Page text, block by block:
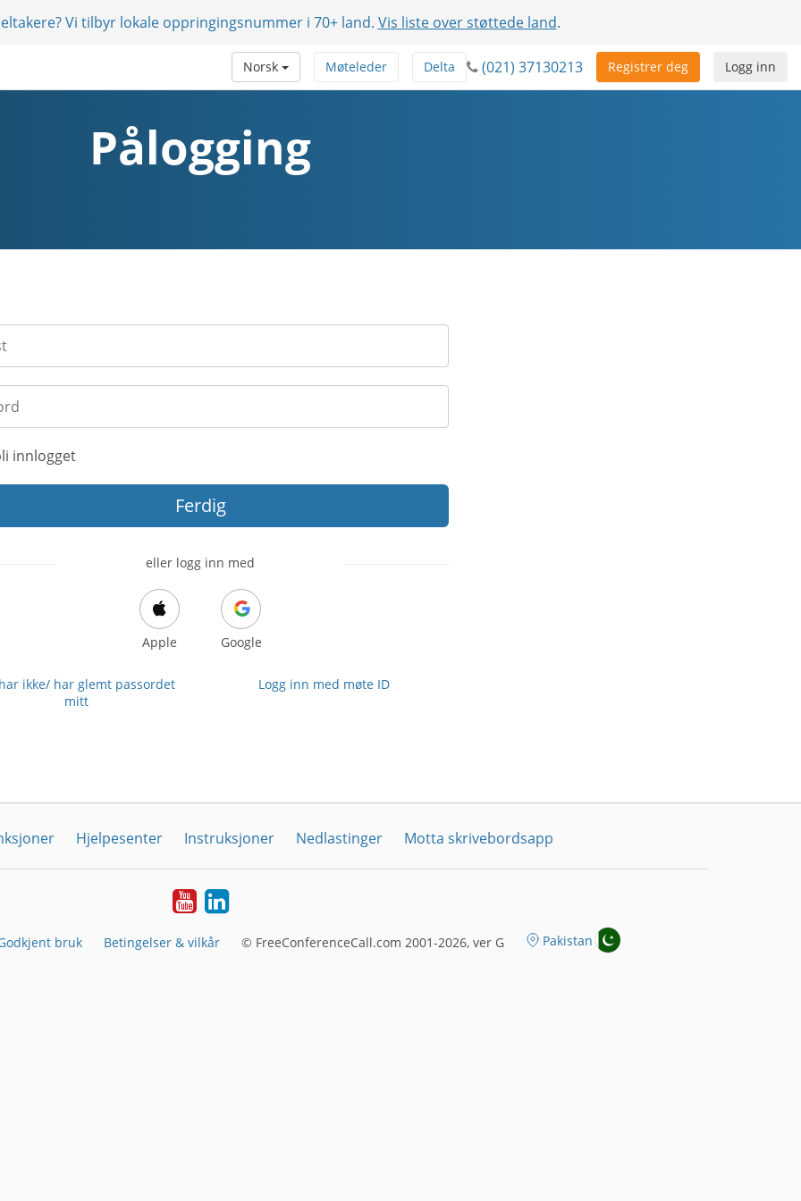
Vi tilbyr lokale oppringingsnummer i 70+ land. Vis liste over støttede land.
Logg inn
Registrer deg
(021) 37130213
Delta
Møteleder
Norsk
Pålogging
innlogget
Ferdig
eller logg inn med
Apple Google
ikke/ har glemt passordet
mitt
Logg inn med møte ID
Hjelpesenter Instruksjoner Nedlastinger Motta skrivebordsapp
YouTubeLinkedin
bruk Betingelser & vilkår © FreeConferenceCall.com 2001-2026, ver G Pakistan